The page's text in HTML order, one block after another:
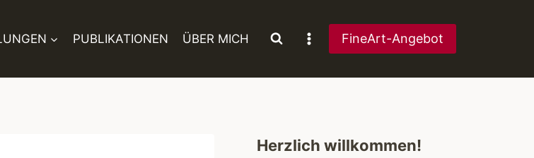
PUBLIKATIONEN ÜBER MICH FineArt-Angebot
Herzlich willkommen!